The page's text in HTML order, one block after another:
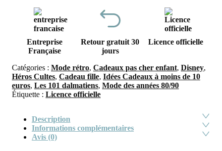
Entreprise
Française
Retour gratuit 30
jours
Licence officielle
Catégories : Mode rétro, Cadeaux pas cher enfant, Disney,
Héros Cultes, Cadeau fille, Idées Cadeaux à moins de 10
euros, Les 101 dalmatiens, Mode des années 80/90
Étiquette : Licence officielle
Description
Informations complémentaires
Avis (0)